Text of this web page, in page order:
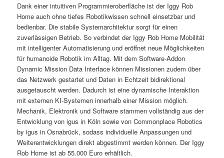
Dank einer intuitiven Programmieroberfläche ist der Iggy Rob
Home auch ohne tiefes Robotikwissen schnell einsetzbar und
bedienbar. Die stabile Systemarchitektur sorgt für einen
zuverlässigen Betrieb. So verbindet der Iggy Rob Home Mobilität
mit intelligenter Automatisierung und eröffnet neue Möglichkeiten
für humanoide Robotik im Alltag. Mit dem Software‑Addon
Dynamic Mission Data Interface können Missionen zudem über
das Netzwerk gestartet und Daten in Echtzeit bidirektional
ausgetauscht werden. Dadurch ist eine dynamische Interaktion
mit externen KI-Systemen innerhalb einer Mission möglich.
Mechanik, Elektronik und Software stammen vollständig aus der
Entwicklung von igus in Köln sowie von Commonplace Robotics
by igus in Osnabrück, sodass individuelle Anpassungen und
Weiterentwicklungen direkt abgestimmt werden können. Der Iggy
Rob Home ist ab 55.000 Euro erhältlich.